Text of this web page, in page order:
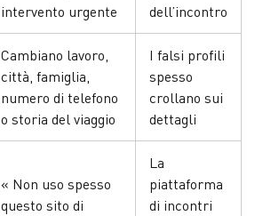
intervento urgente
dell’incontro
Cambiano lavoro,
città, famiglia,
numero di telefono
o storia del viaggio
I falsi profili
spesso
crollano sui
dettagli
« Non uso spesso
questo sito di
La
piattaforma
di incontri